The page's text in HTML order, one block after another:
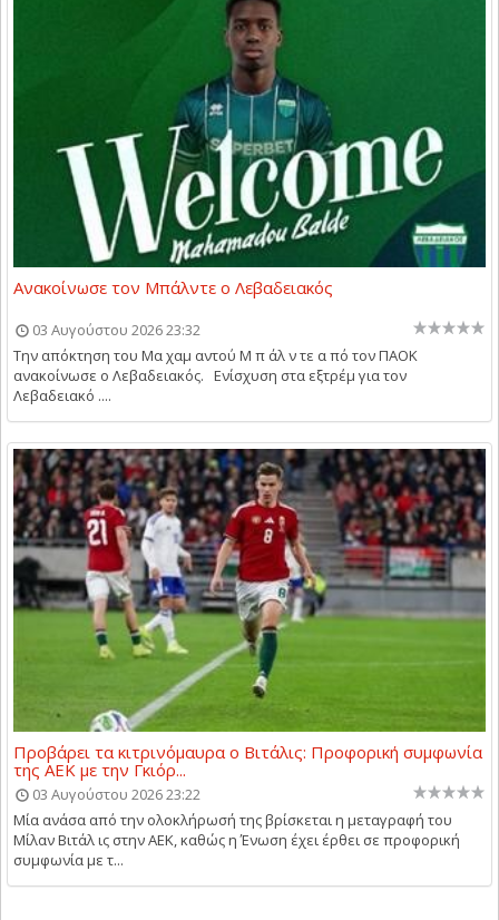
Ανακοίνωσε τον Μπάλντε ο Λεβαδειακός
03 Αυγούστου 2026 23:32
Την απόκτηση του Μα χαμ αντού Μ π άλ ν τε α πό τον ΠΑΟΚ
ανακοίνωσε ο Λεβαδειακός. Ενίσχυση στα εξτρέμ για τον
Λεβαδειακό ....
Προβάρει τα κιτρινόμαυρα ο Βιτάλις: Προφορική συμφωνία
της ΑΕΚ με την Γκιόρ...
03 Αυγούστου 2026 23:22
Μία ανάσα από την ολοκλήρωσή της βρίσκεται η μεταγραφή του
Μίλαν Βιτάλ ις στην ΑΕΚ, καθώς η Ένωση έχει έρθει σε προφορική
συμφωνία με τ...